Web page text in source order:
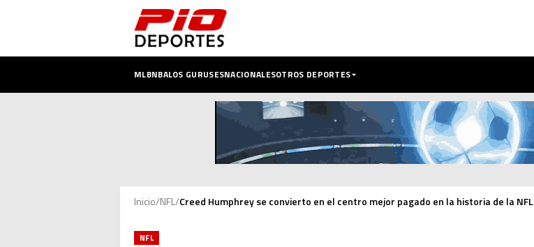
MLBNBALOS GURUSESNACIONALESOTROS DEPORTES
Inicio/NFL/Creed Humphrey se convierto en el centro mejor pagado en la historia de la NFL
NFL